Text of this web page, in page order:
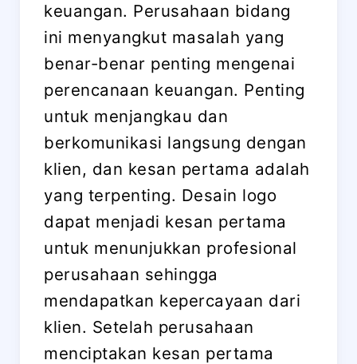
keuangan. Perusahaan bidang
ini menyangkut masalah yang
benar-benar penting mengenai
perencanaan keuangan. Penting
untuk menjangkau dan
berkomunikasi langsung dengan
klien, dan kesan pertama adalah
yang terpenting. Desain logo
dapat menjadi kesan pertama
untuk menunjukkan profesional
perusahaan sehingga
mendapatkan kepercayaan dari
klien. Setelah perusahaan
menciptakan kesan pertama